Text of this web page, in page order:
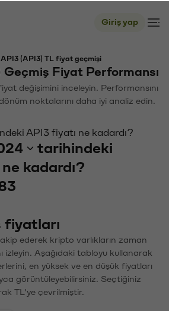
Giriş yap
API3 (API3) TL fiyat geçmişi
Geçmiş Fiyat Performansı
değişimini inceleyin. Performansını
noktalarını daha iyi analiz edin.
API3 fiyatı ne kadardı?
tarihindeki
kadardı?
fiyatları
ederek kripto varlıkların zaman
izleyin. Aşağıdaki tabloyu kullanarak
en yüksek ve en düşük fiyatları
görüntüleyebilirsiniz. Seçtiğiniz
TL'ye çevrilmiştir.